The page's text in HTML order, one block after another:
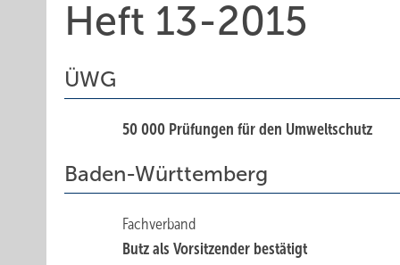
Heft 13-2015
ÜWG
50 000 Prüfungen für den Umweltschutz
Baden-Württemberg
Fachverband
Butz als Vorsitzender bestätigt